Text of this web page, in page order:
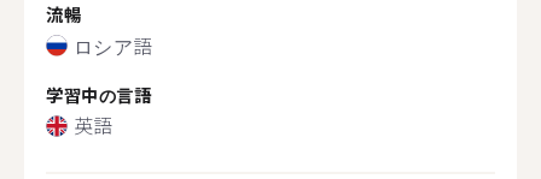
流暢
ロシア語
学習中の言語
英語